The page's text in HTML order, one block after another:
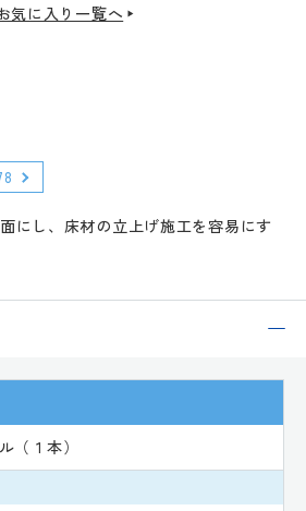
気に入り一覧へ
にし、床材の立上げ施工を容易にす
（１本）